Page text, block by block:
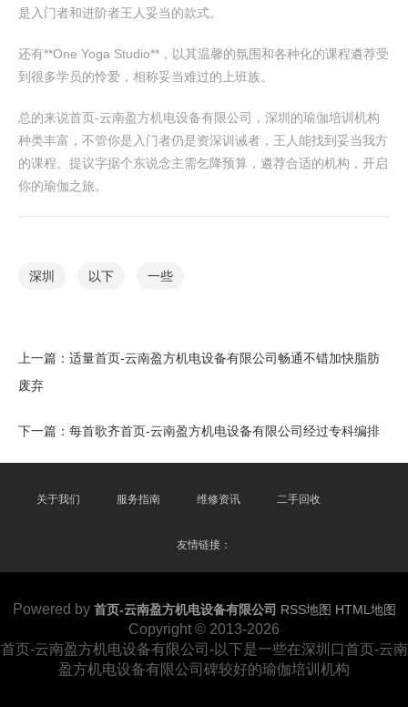
是入门者和进阶者王人妥当的款式。
还有**One Yoga Studio**，以其温馨的氛围和各种化的课程遴荐受
到很多学员的怜爱，相称妥当难过的上班族。
总的来说首页-云南盈方机电设备有限公司，深圳的瑜伽培训机构
种类丰富，不管你是入门者仍是资深训诫者，王人能找到妥当我方
的课程。提议字据个东说念主需乞降预算，遴荐合适的机构，开启
你的瑜伽之旅。
深圳 以下 一些
上一篇： 适量首页-云南盈方机电设备有限公司畅通不错加快脂肪
废弃
下一篇： 每首歌齐首页-云南盈方机电设备有限公司经过专科编排
关于我们 服务指南 维修资讯 二手回收
友情链接：
Powered by 首页-云南盈方机电设备有限公司 RSS地图 HTML地图
Copyright © 2013-2026
首页-云南盈方机电设备有限公司-以下是一些在深圳口首页-云南
盈方机电设备有限公司碑较好的瑜伽培训机构